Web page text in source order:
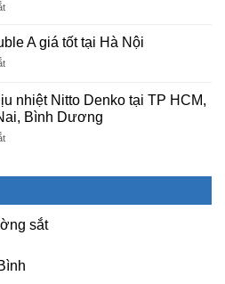
PE
nhà
khu
nghiệp
Bắc
Bài
Nội
ở
máy
photocopy
tại
Nội
giá
uy
nghề
A giá tốt tại Hà Nội
ở
giấy
Double
A
nhiệt Nitto Denko tại TP HCM,
Bình Dương
ở
Nitto
tại
TP
sắt